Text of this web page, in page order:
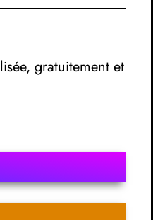
gratuitement et